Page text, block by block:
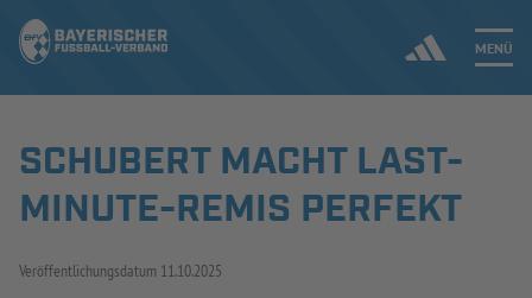
MENÜ
Jetzt einloggen
SCHUBERT MACHT LAST-
MINUTE-REMIS PERFEKT
Veröffentlichungsdatum 11.10.2025